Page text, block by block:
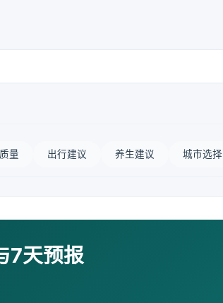
量 出行建议 养生建议 城市选择
7天预报